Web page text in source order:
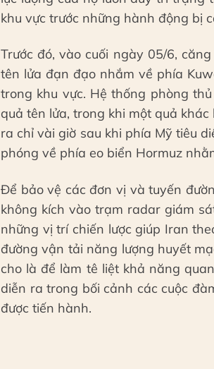
khu vực trước những hành động bị
Trước đó, vào cuối ngày 05/6,
tên lửa đạn đạo nhắm về phía
trong khu vực. Hệ thống phòng
quả tên lửa, trong khi một quả
ra chỉ vài giờ sau khi phía Mỹ tiêu
phóng về phía eo biển Hormuz
Để bảo vệ các đơn vị và tuyến
không kích vào trạm radar giám
những vị trí chiến lược giúp Iran
đường vận tải năng lượng huyết
cho là để làm tê liệt khả năng
diễn ra trong bối cảnh các cuộc
được tiến hành.